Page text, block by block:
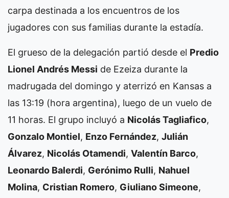
carpa destinada a los encuentros de los
jugadores con sus familias durante la estadía.
El grueso de la delegación partió desde el Predio
Lionel Andrés Messi de Ezeiza durante la
madrugada del domingo y aterrizó en Kansas a
las 13:19 (hora argentina), luego de un vuelo de
11 horas. El grupo incluyó a Nicolás Tagliafico,
Gonzalo Montiel, Enzo Fernández, Julián
Álvarez, Nicolás Otamendi, Valentín Barco,
Leonardo Balerdi, Gerónimo Rulli, Nahuel
Molina, Cristian Romero, Giuliano Simeone,